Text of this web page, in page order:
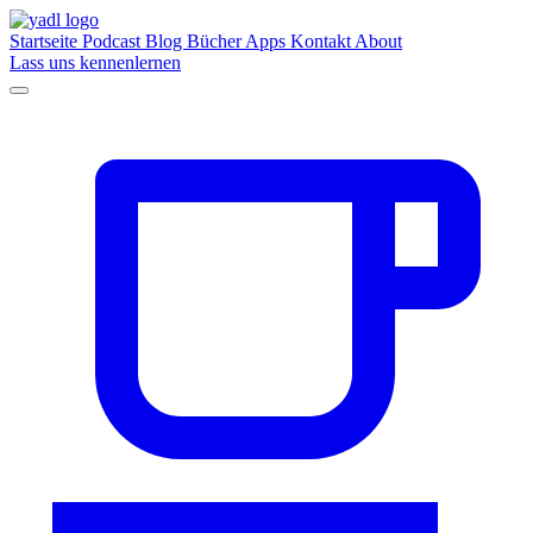
Startseite Podcast Blog BücherApps Kontakt About
Lass uns kennenlernen